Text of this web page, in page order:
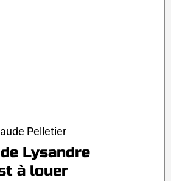
Pelletier
Lysandre
à louer